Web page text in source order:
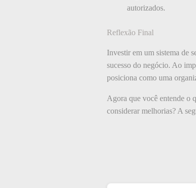
autorizados.
Reflexão Final
Investir em um sistema de
sucesso do negócio. Ao
posiciona como uma
Agora que você entende o
considerar melhorias? A